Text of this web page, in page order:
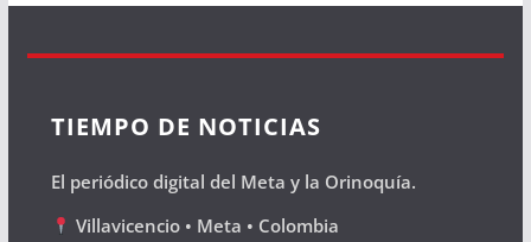
TIEMPO DE NOTICIAS
El periódico digital del Meta y la Orinoquía.
Villavicencio • Meta • Colombia